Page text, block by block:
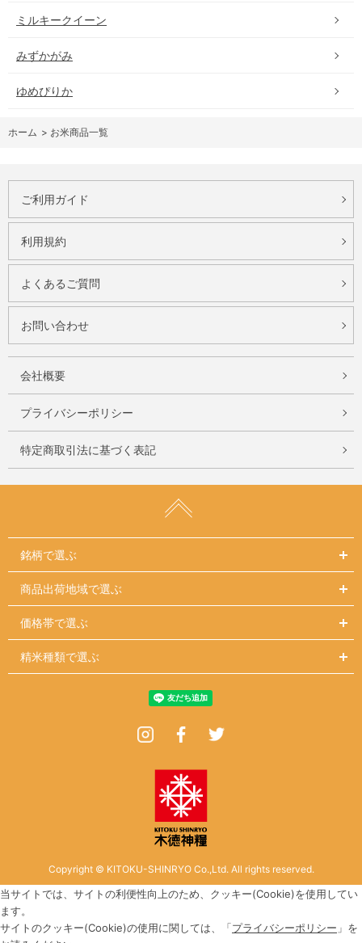
ミルキークイーン
みずかがみ
ゆめぴりか
ホーム > お米商品一覧
ご利用ガイド
利用規約
よくあるご質問
お問い合わせ
会社概要
プライバシーポリシー
特定商取引法に基づく表記
銘柄で選ぶ
商品出荷地域で選ぶ
価格帯で選ぶ
精米種類で選ぶ
InstagramFacebook
Copyright © KITOKU-SHINRYO Co.,Ltd. All rights reserved.
当サイトでは、サイトの利便性向上のため、クッキー(Cookie)を使用してい
ます。
サイトのクッキー(Cookie)の使用に関しては、「プライバシーポリシー 」を